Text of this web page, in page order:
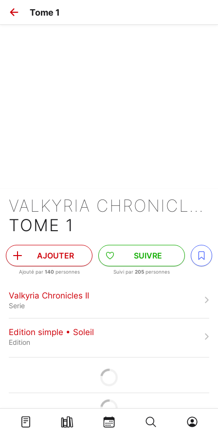
Tome 1
VALKYRIA CHRONICLES II
TOME 1
AJOUTER
Ajouté par 140personnes
SUIVRE
Suivi par 205 personnes
Valkyria Chronicles II
Serie
Edition simple • Soleil
Edition